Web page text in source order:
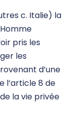
c. Italie) la
pris les
les
d’une
l’article 8 de
la vie privée